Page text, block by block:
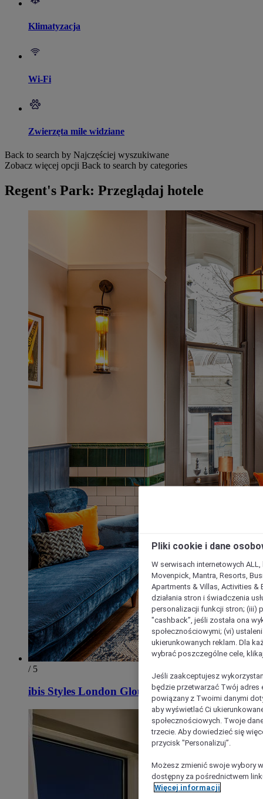
Klimatyzacja
Wi-Fi
Zwierzęta mile widziane
Back to search by Najczęściej wyszukiwane
Zobacz więcej opcji Back to search by categories
Regent's Park: Przeglądaj hotele
/ 5
ibis Styles London Gloucester Road
Pliki cookie i dane
W serwisach internetowych
Movenpick, Mantra, Resorts,
Apartments & Villas, Activities &
działania stron i świadczenia
personalizacji funkcji stron; (iii)
"cashback”, jeśli została ona
społecznościowymi; (vi)
ukierunkowanych reklam. Dla
wybrać poszczególne cele,
Jeśli zaakceptujesz
będzie przetwarzać Twój adres
powiązany z Twoimi danymi
aby wyświetlać Ci
społecznościowych. Twoje
trzecie. Aby dowiedzieć się
przycisk "Personalizuj”.
Możesz zmienić swoje wybory
dostępny za pośrednictwem
Więcej informacji